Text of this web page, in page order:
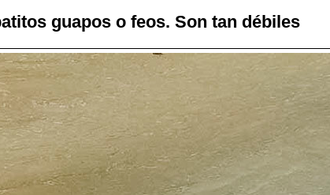
guapos o feos. Son tan débiles